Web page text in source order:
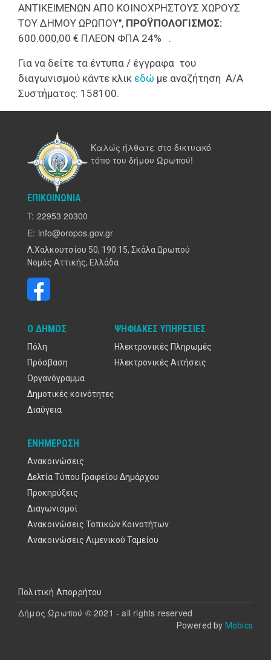
ΑΝΤΙΚΕΙΜΕΝΩΝ ΑΠΟ ΚΟΙΝΟΧΡΗΣΤΟΥΣ ΧΩΡΟΥΣ
ΤΟΥ ΔΗΜΟΥ ΩΡΩΠΟΥ", ΠΡΟΫΠΟΛΟΓΙΣΜΟΣ:
600.000,00 € ΠΛΕΟΝ ΦΠΑ 24% .
Για να δείτε τα έντυπα / έγγραφα του
διαγωνισμού κάντε κλικ εδώ με αναζήτηση Α/Α
Συστήματος: 158100.
Καλώς ήλθατε στο δικτυακό
τόπο του δήμου Ωρωπού!
ΕΠΙΚΟΙΝΩΝΊΑ
T: 22953 20300
E: info@oropos.gov.gr
Λ.Χαλκουτσίου 50, 190 15, Σκάλα Ωρωπού
Νομός Αττικής, Ελλάδα
Ο ΔΉΜΟΣ
Πόλη
Πρόσβαση
Οργανόγραμμα
Δημοτικές κοινότητες
Διαύγεια
ΨΗΦΙΑΚΈΣ ΥΠΗΡΕΣΊΕΣ
Ηλεκτρονικές Πληρωμές
Ηλεκτρονικές Αιτήσεις
ΕΝΗΜΈΡΩΣΗ
Ανακοινώσεις
Δελτία Τύπου Γραφείου Δημάρχου
Προκηρύξεις
Διαγωνισμοί
Ανακοινώσεις Τοπικών Κοινοτήτων
Ανακοινώσεις Λιμενικού Ταμείου
Υποσέλιδο
Πολιτική Απορρήτου
Δήμος Ωρωπού © 2021 - all rights reserved
Powered by Mobics